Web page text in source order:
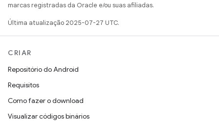
marcas registradas da Oracle e/ou suas afiliadas.
Última atualização 2025-07-27 UTC.
CRIAR
Repositório do Android
Requisitos
Como fazer o download
Visualizar códigos binários